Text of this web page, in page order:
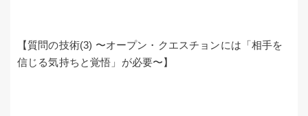
【質問の技術(3) 〜オープン・クエスチョンには「相手を
信じる気持ちと覚悟」が必要〜】